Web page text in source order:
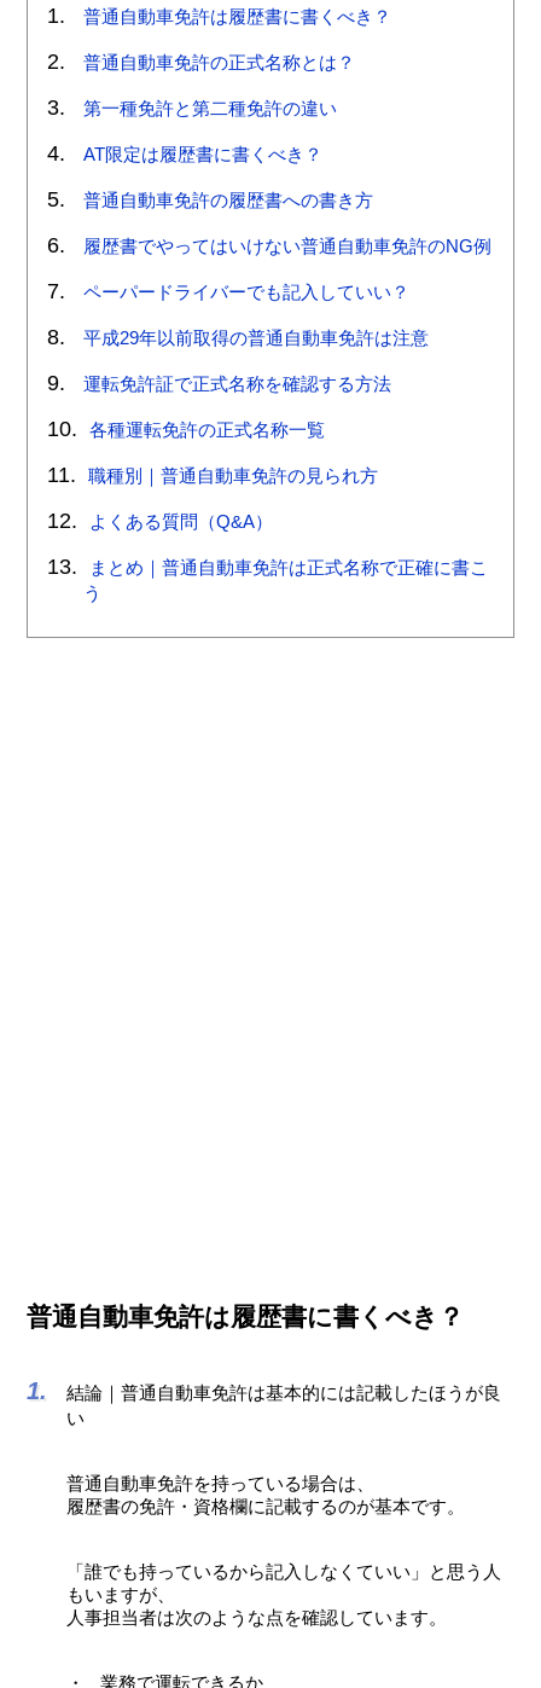
普通自動車免許は履歴書に書くべき？
普通自動車免許の正式名称とは？
第一種免許と第二種免許の違い
AT限定は履歴書に書くべき？
普通自動車免許の履歴書への書き方
履歴書でやってはいけない普通自動車免許のNG例
ペーパードライバーでも記入していい？
平成29年以前取得の普通自動車免許は注意
運転免許証で正式名称を確認する方法
各種運転免許の正式名称一覧
職種別｜普通自動車免許の見られ方
よくある質問（Q&A）
まとめ｜普通自動車免許は正式名称で正確に書こ
う
普通自動車免許は履歴書に書くべき？
結論｜普通自動車免許は基本的には記載したほうが良
い
普通自動車免許を持っている場合は、
履歴書の免許・資格欄に記載するのが基本です。
「誰でも持っているから記入しなくていい」と思う人
もいますが、
人事担当者は次のような点を確認しています。
業務で運転できるか